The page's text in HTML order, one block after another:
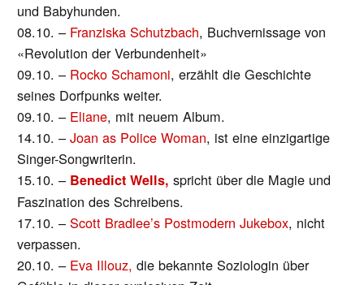
und Babyhunden.
08.10. – Franziska Schutzbach, Buchvernissage von
«Revolution der Verbundenheit»
09.10. – Rocko Schamoni, erzählt die Geschichte
seines Dorfpunks weiter.
09.10. – Eliane, mit neuem Album.
14.10. –Joan as Police Woman, ist eine einzigartige
Singer-Songwriterin.
15.10. – Benedict Wells, spricht über die Magie und
Faszination des Schreibens.
17.10. –Scott Bradlee’s Postmodern Jukebox, nicht
verpassen.
20.10. – Eva Illouz, die bekannte Soziologin über